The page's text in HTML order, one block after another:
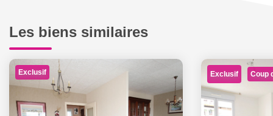
Les biens similaires
Exclusif Exclusif Coup